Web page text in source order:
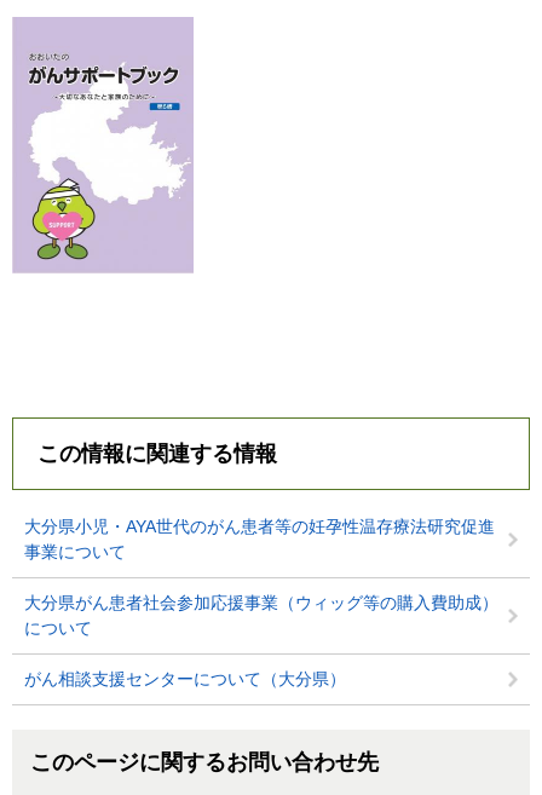
この情報に関連する情報
大分県小児・AYA世代のがん患者等の妊孕性温存療法研究促進
事業について
大分県がん患者社会参加応援事業（ウィッグ等の購入費助成）
について
がん相談支援センターについて（大分県）
このページに関するお問い合わせ先